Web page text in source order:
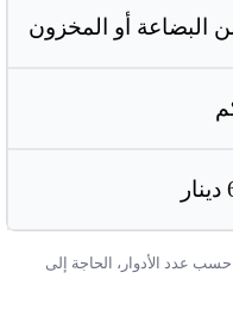
أو المخزون
حسب عدد الأدوار، الحاجة إلى